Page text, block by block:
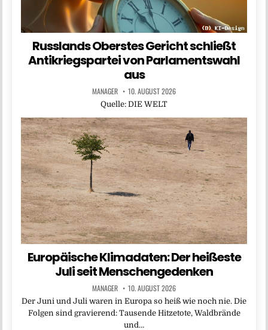
Russlands Oberstes Gericht schließt
Antikriegspartei von Parlamentswahl
aus
MANAGER 10. AUGUST 2026
Quelle: DIE WELT
Europäische Klimadaten: Der heißeste
Juli seit Menschengedenken
MANAGER 10. AUGUST 2026
Der Juni und Juli waren in Europa so heiß wie noch nie. Die
Folgen sind gravierend: Tausende Hitzetote, Waldbrände
und…